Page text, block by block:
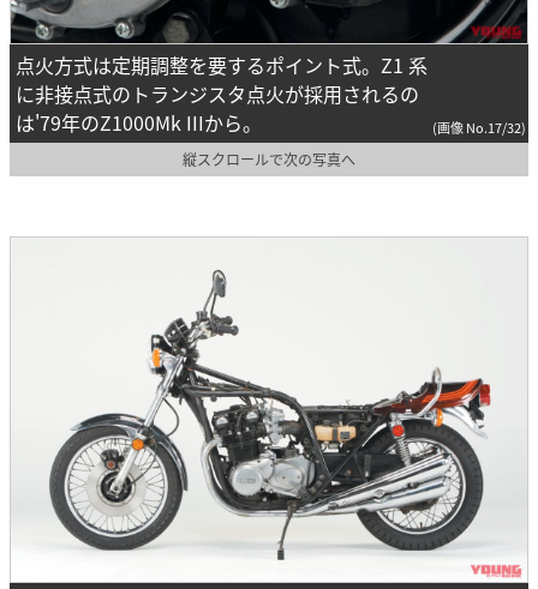
点火方式は定期調整を要するポイント式。Z1 系
に非接点式のトランジスタ点火が採用されるの
は'79年のZ1000Mk IIIから。
(画像 No.17/32)
縦スクロールで次の写真へ